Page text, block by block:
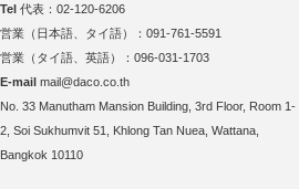
Tel 代表：02-120-6206
営業（日本語、タイ語）：091-761-5591
営業（タイ語、英語）：096-031-1703
E-mail mail@daco.co.th
No. 33 Manutham Mansion Building, 3rd Floor, Room 1-
2, Soi Sukhumvit 51, Khlong Tan Nuea, Wattana,
Bangkok 10110